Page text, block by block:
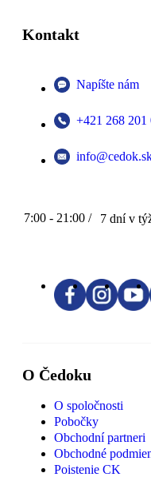
Kontakt
Napíšte nám
+421 268 201
7:00 - 21:00 / 7 dní v
O Čedoku
O spoločnosti
Pobočky
Obchodní partneri
Obchodné
Poistenie CK